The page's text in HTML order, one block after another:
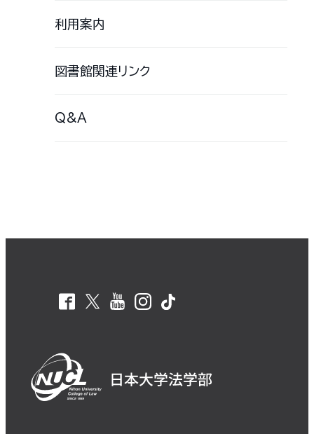
利用案内
図書館関連リンク
Q&A